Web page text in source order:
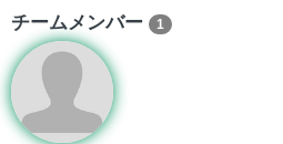
チームメンバー 1